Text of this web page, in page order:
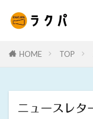
HOME TOP
ニュースレタ